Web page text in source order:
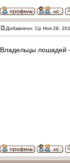
Добавлено: Ср Ноя 28,
Владельцы лошадей -